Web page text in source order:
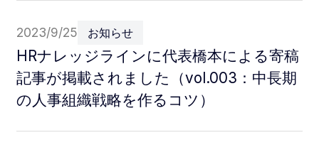
2023/9/25 お知らせ
HRナレッジラインに代表橋本による寄稿
記事が掲載されました（vol.003：中長期
の人事組織戦略を作るコツ）